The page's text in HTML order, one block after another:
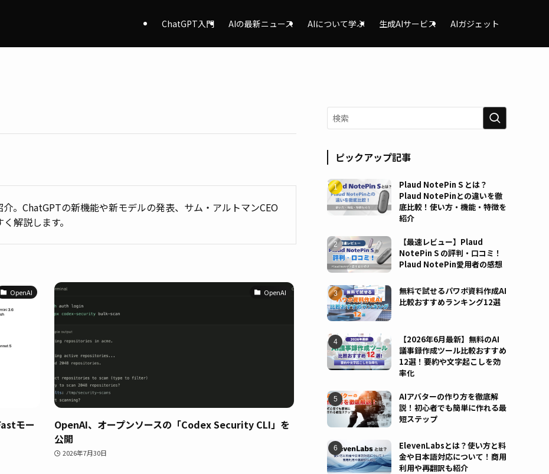
ChatGPT入門 AIの最新ニュース AIについて学ぶ 生成AIサービス AIガジェット
。ChatGPTの新機能や新モデルの発表、サム・アルトマンCEO
解説します。
OpenAI
モー
OpenAI
OpenAI、オープンソースの「Codex Security CLI」を
公開
2026年7月30日
ピックアップ記事
Plaud NotePin S とは？
Plaud NotePinとの違いを徹
底比較！使い方・機能・特徴を
紹介
【最速レビュー】Plaud
NotePin S の評判・口コミ！
Plaud NotePin愛用者の感想
無料で試せるパワポ資料作成AI
比較おすすめランキング12選
【2026年6月最新】無料のAI
議事録作成ツール比較おすすめ
12選！要約や文字起こしを効
率化
AIアバターの作り方を徹底解
説！初心者でも簡単に作れる最
短ステップ
ElevenLabsとは？使い方と料
金や日本語対応について！商用
利用や再翻訳も紹介